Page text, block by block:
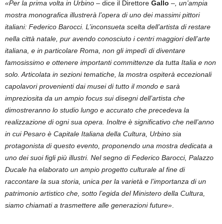
«Per la prima volta in Urbino – dice il Direttore Gallo – , un’ampia
mostra monografica illustrerà l’opera di uno dei massimi pittori
italiani: Federico Barocci. L’inconsueta scelta dell’artista di restare
nella città natale, pur avendo conosciuto i centri maggiori dell’arte
italiana, e in particolare Roma, non gli impedì di diventare
famosissimo e ottenere importanti committenze da tutta Italia e non
solo. Articolata in sezioni tematiche, la mostra ospiterà eccezionali
capolavori provenienti dai musei di tutto il mondo e sarà
impreziosita da un ampio focus sui disegni dell’artista che
dimostreranno lo studio lungo e accurato che precedeva la
realizzazione di ogni sua opera. Inoltre è significativo che nell’anno
in cui Pesaro è Capitale Italiana della Cultura, Urbino sia
protagonista di questo evento, proponendo una mostra dedicata a
uno dei suoi figli più illustri. Nel segno di Federico Barocci, Palazzo
Ducale ha elaborato un ampio progetto culturale al fine di
raccontare la sua storia, unica per la varietà e l’importanza di un
patrimonio artistico che, sotto l’egida del Ministero della Cultura,
siamo chiamati a trasmettere alle generazioni future»